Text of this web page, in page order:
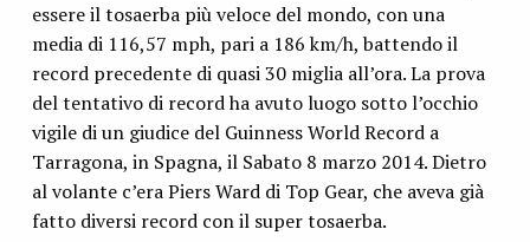
essere il tosaerba più veloce del mondo, con una
media di 116,57 mph, pari a 186 km/h, battendo il
record precedente di quasi 30 miglia all’ora. La prova
del tentativo di record ha avuto luogo sotto l’occhio
vigile di un giudice del Guinness World Record a
Tarragona, in Spagna, il Sabato 8 marzo 2014. Dietro
al volante c’era Piers Ward di Top Gear, che aveva già
fatto diversi record con il super tosaerba.